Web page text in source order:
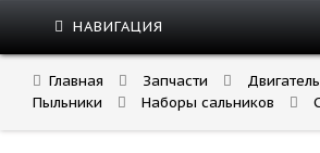
НАВИГАЦИЯ
Главная Запчасти Двигатель
Пыльники
Наборы сальников